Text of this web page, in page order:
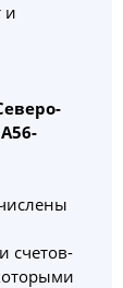
и
счетов-